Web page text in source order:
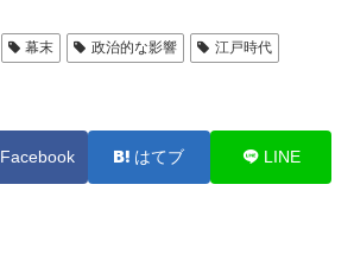
幕末 政治的な影響
江戸時代
Facebook はてブ LINE